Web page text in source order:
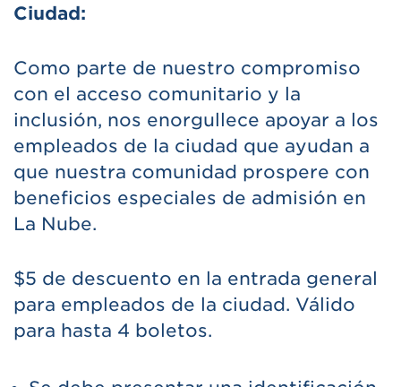
Ciudad:
Como parte de nuestro compromiso
con el acceso comunitario y la
inclusión, nos enorgullece apoyar a los
empleados de la ciudad que ayudan a
que nuestra comunidad prospere con
beneficios especiales de admisión en
La Nube.
$5 de descuento en la entrada general
para empleados de la ciudad. Válido
para hasta 4 boletos.